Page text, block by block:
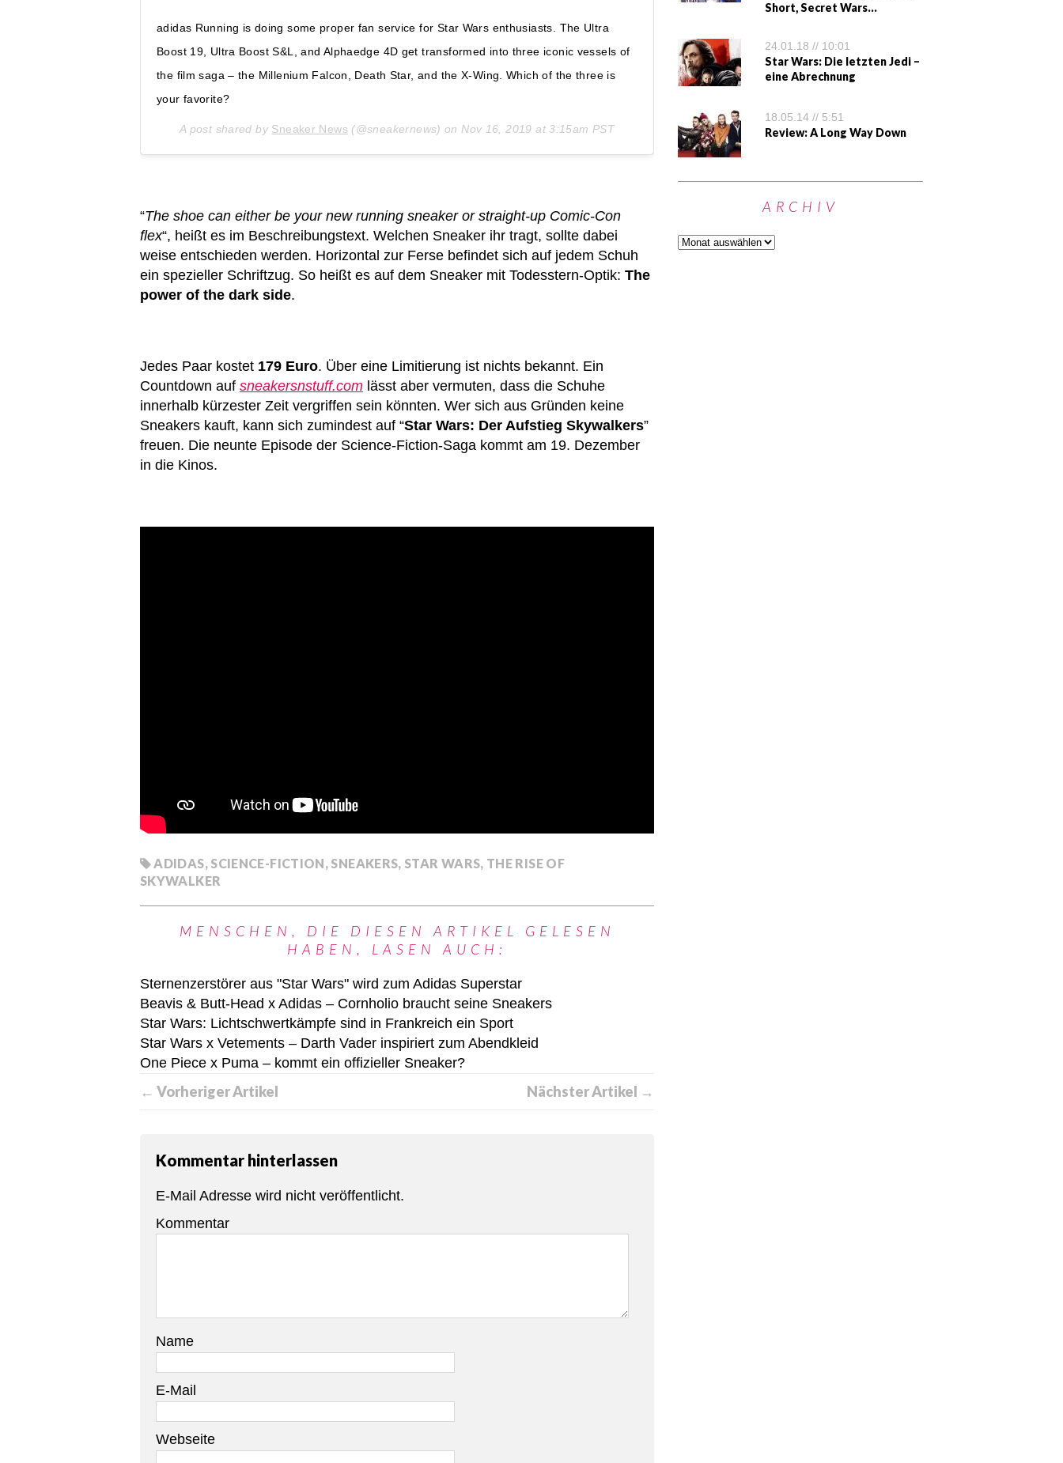
adidas Running is doing some proper fan service for Star Wars enthusiasts. The Ultra
Boost 19, Ultra Boost S&L, and Alphaedge 4D get transformed into three iconic vessels of
the film saga – the Millenium Falcon, Death Star, and the X-Wing. Which of the three is
your favorite?
A post shared by Sneaker News (@sneakernews) on Nov 16, 2019 at 3:15am PST
“The shoe can either be your new running sneaker or straight-up Comic-Con
flex“, heißt es im Beschreibungstext. Welchen Sneaker ihr tragt, sollte dabei
weise entschieden werden. Horizontal zur Ferse befindet sich auf jedem Schuh
ein spezieller Schriftzug. So heißt es auf dem Sneaker mit Todesstern-Optik: The
power of the dark side.
Jedes Paar kostet 179 Euro. Über eine Limitierung ist nichts bekannt. Ein
Countdown auf sneakersnstuff.com lässt aber vermuten, dass die Schuhe
innerhalb kürzester Zeit vergriffen sein könnten. Wer sich aus Gründen keine
Sneakers kauft, kann sich zumindest auf “Star Wars: Der Aufstieg Skywalkers”
freuen. Die neunte Episode der Science-Fiction-Saga kommt am 19. Dezember
in die Kinos.
ADIDAS, SCIENCE-FICTION, SNEAKERS, STAR WARS, THE RISE OF
SKYWALKER
MENSCHEN, DIE DIESEN ARTIKEL GELESEN
HABEN, LASEN AUCH:
Sternenzerstörer aus "Star Wars" wird zum Adidas Superstar
Beavis & Butt-Head x Adidas – Cornholio braucht seine Sneakers
Star Wars: Lichtschwertkämpfe sind in Frankreich ein Sport
Star Wars x Vetements – Darth Vader inspiriert zum Abendkleid
One Piece x Puma – kommt ein offizieller Sneaker?
← Vorheriger Artikel Nächster Artikel →
Kommentar hinterlassen
E-Mail Adresse wird nicht veröffentlicht.
Kommentar
Name
E-Mail
Webseite
Short, Secret Wars…
24.01.18 // 10:01
Star Wars: Die letzten Jedi –
eine Abrechnung
18.05.14 // 5:51
Review: A Long Way Down
ARCHIV